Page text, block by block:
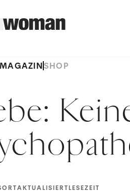
MAGAZINSHOP
AKTUALISIERTLESEZEIT